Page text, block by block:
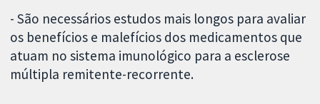
- São necessários estudos mais longos para avaliar
os benefícios e malefícios dos medicamentos que
atuam no sistema imunológico para a esclerose
múltipla remitente-recorrente.